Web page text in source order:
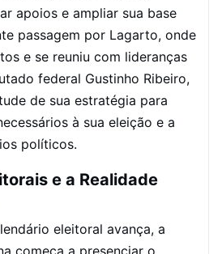
apoios e ampliar sua base
passagem por Lagarto, onde
e se reuniu com lideranças
federal Gustinho Ribeiro,
de sua estratégia para
à sua eleição e a
políticos.
e a Realidade
eleitoral avança, a
começa a presenciar o